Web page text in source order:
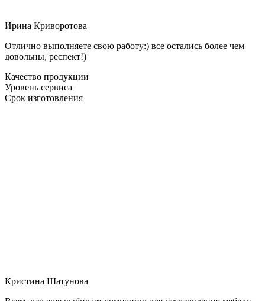
Ирина Криворотова
Отлично выполняете свою работу:) все остались более чем
довольны, респект!)
Качество продукции
Уровень сервиса
Срок изготовления
Кристина Шатунова